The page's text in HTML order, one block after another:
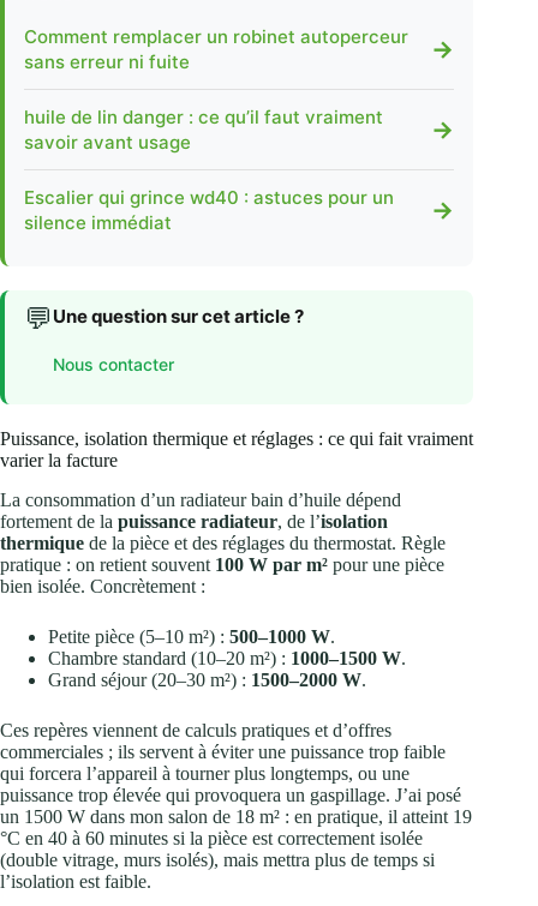
Comment remplacer un robinet autoperceur
sans erreur ni fuite
→
huile de lin danger : ce qu’il faut vraiment
savoir avant usage
→
Escalier qui grince wd40 : astuces pour un
silence immédiat
→
💬 Une question sur cet article ?
Nous contacter
Puissance, isolation thermique et réglages : ce qui fait vraiment
varier la facture
La consommation d’un radiateur bain d’huile dépend
fortement de la puissance radiateur, de l’isolation
thermique de la pièce et des réglages du thermostat. Règle
pratique : on retient souvent 100 W par m² pour une pièce
bien isolée. Concrètement :
Petite pièce (5–10 m²) : 500–1000 W.
Chambre standard (10–20 m²) : 1000–1500 W.
Grand séjour (20–30 m²) : 1500–2000 W.
Ces repères viennent de calculs pratiques et d’offres
commerciales ; ils servent à éviter une puissance trop faible
qui forcera l’appareil à tourner plus longtemps, ou une
puissance trop élevée qui provoquera un gaspillage. J’ai posé
un 1500 W dans mon salon de 18 m² : en pratique, il atteint 19
°C en 40 à 60 minutes si la pièce est correctement isolée
(double vitrage, murs isolés), mais mettra plus de temps si
l’isolation est faible.